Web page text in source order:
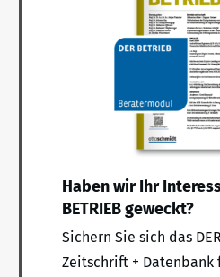
Haben wir Ihr
BETRIEB geweckt?
Sichern Sie sich das
Zeitschrift + Datenbank